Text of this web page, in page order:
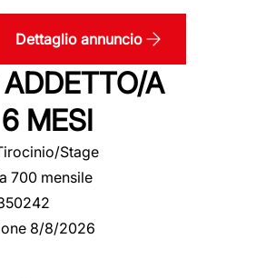
Dettaglio annuncio
A
MESI
Stage
700 mensile
8/8/2026